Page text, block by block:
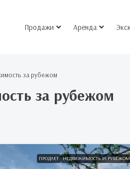
Продажи Аренда
за рубежом
за рубежом
ПРОДАЕТ НЕДВИЖИМОСТЬ ЗА РУБЕЖОМ